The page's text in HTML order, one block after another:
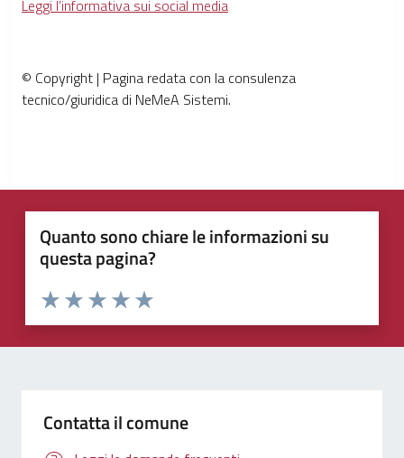
Leggi l’informativa sui social media
© Copyright | Pagina redata con la consulenza
tecnico/giuridica di NeMeA Sistemi.
Quanto sono chiare le informazioni su
questa pagina?
Valuta 5 stelle su 5
Valuta 4 stelle su 5
Valuta 3 stelle su 5
Valuta 2 stelle su 5
Valuta 1 stelle su 5
Contatta il comune